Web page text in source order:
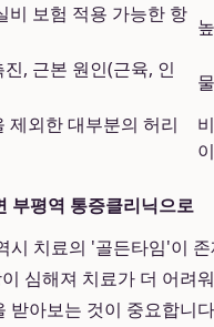
비 보험 적용 가능한 항
, 근본 원인(근육, 인
제외한 대부분의 허리
부평역 통증클리닉으로
시 치료의 '골든타임'이
심해져 치료가 더 어려
받아보는 것이 중요합니